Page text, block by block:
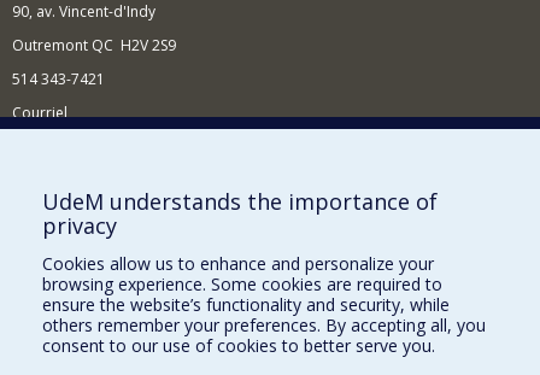
90, av. Vincent-d'Indy
Outremont QC H2V 2S9
514 343-7421
Courriel
Comment soutenir l'École?
BESOIN D'AIDE?
Plan du site
Signaler une erreur
Accessibilité
UdeM understands the importance of
privacy
Cookies allow us to enhance and personalize your
browsing experience. Some cookies are required to
ensure the website’s functionality and security, while
others remember your preferences. By accepting all, you
consent to our use of cookies to better serve you.